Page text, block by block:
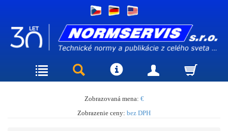
Zobrazovaná mena: €
Zobrazenie ceny: bez DPH